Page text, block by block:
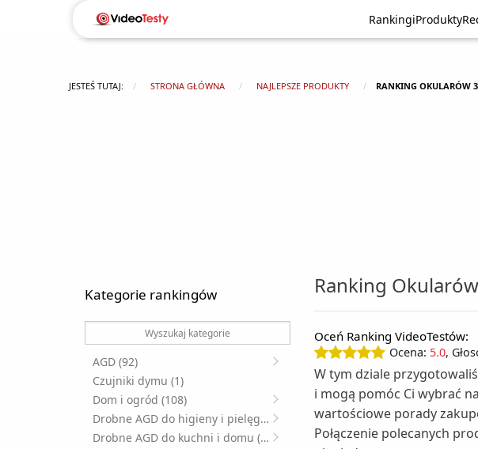
RankingiProdukty
RankingiProdukty
JESTEŚ TUTAJ: STRONA GŁÓWNA NAJLEPSZE PRODUKTY RANKING OKULARÓW
Kategorie rankingów
AGD (92)
Czujniki dymu (1)
Dom i ogród (108)
Drobne AGD do higieny i pielęgnacji (49)
Drobne AGD do kuchni i domu (125)
Ranking
Oceń Ranking VideoTestów:
Ocena: 5.0,
W tym dziale
i mogą pomóc Ci wybrać
wartościowe porady
Połączenie polecanych